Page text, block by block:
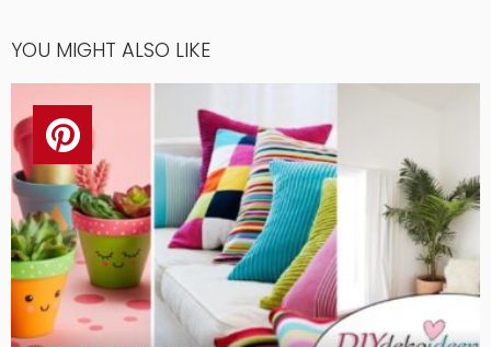
YOU MIGHT ALSO LIKE